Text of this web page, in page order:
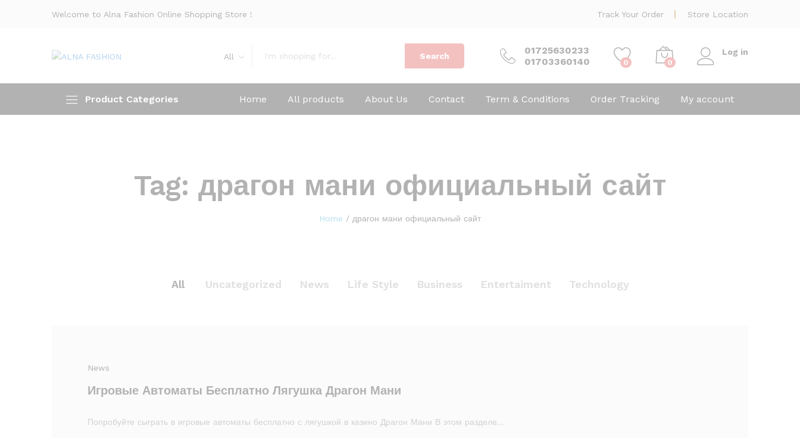
Welcome to Alna Fashion Online Shopping Store ! Track Your Order Store Location
All Search
01725630233
01703360140
0 0
Log in
Product Categories Home All products About Us Contact Term & Conditions Order Tracking My account
Tag: драгон мани официальный сайт
Home / драгон мани официальный сайт
All Uncategorized News Life Style Business Entertaiment Technology
News
Игровые Автоматы Бесплатно Лягушка Драгон Мани
Попробуйте сыграть в игровые автоматы бесплатно с лягушкой в казино Драгон Мани В этом разделе…